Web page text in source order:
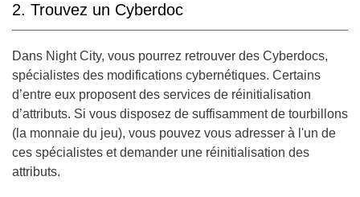
2. Trouvez un Cyberdoc
Dans Night City, vous pourrez retrouver des Cyberdocs,
spécialistes des modifications cybernétiques. Certains
d’entre eux proposent des services de réinitialisation
d’attributs. Si vous disposez de suffisamment de tourbillons
(la monnaie du jeu), vous pouvez vous adresser à l'un de
ces spécialistes et demander une réinitialisation des
attributs.